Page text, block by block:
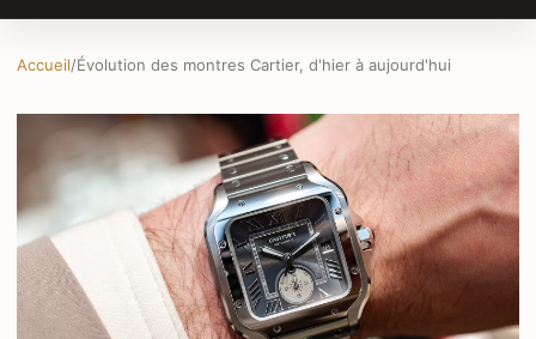
Accueil/Évolution des montres Cartier, d'hier à aujourd'hui